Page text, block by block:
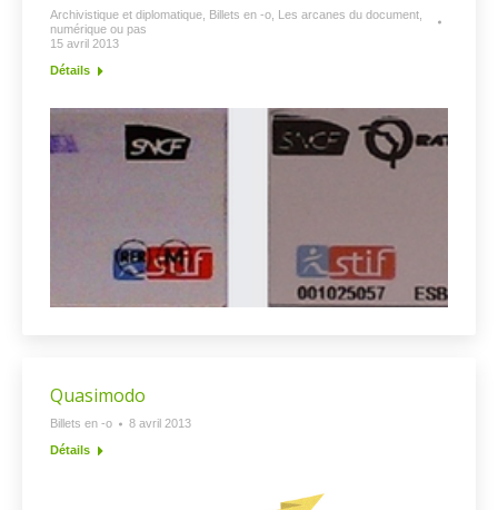
Archivistique et diplomatique Billets en -o Les arcanes du document,
numérique ou pas
15 avril 2013
Détails
Quasimodo
Billets en -o
8 avril 2013
Détails